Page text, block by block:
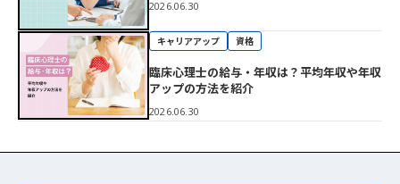
2026.06.30
キャリアアップ 資格
臨床心理士の給与・年収は？平均年収や年収
アップの方法を紹介
2026.06.30